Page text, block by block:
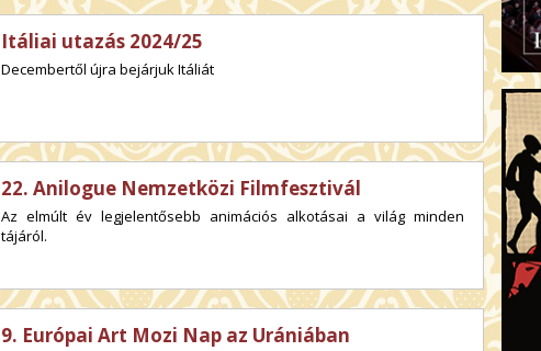
Itáliai utazás 2024/25
Decembertől újra bejárjuk Itáliát
22. Anilogue Nemzetközi Filmfesztivál
Az elmúlt év legjelentősebb animációs alkotásai a világ minden
tájáról.
9. Európai Art Mozi Nap az Urániában